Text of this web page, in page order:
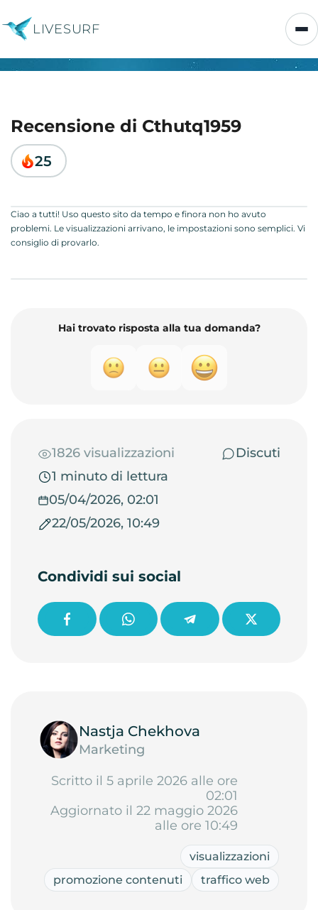
LIVESURF
Recensione di Cthutq1959
25
Ciao a tutti! Uso questo sito da tempo e finora non ho avuto
problemi. Le visualizzazioni arrivano, le impostazioni sono semplici. Vi
consiglio di provarlo.
Hai trovato risposta alla tua domanda?
1826 visualizzazioni
Discuti
1 minuto di lettura
05/04/2026, 02:01
22/05/2026, 10:49
Condividi sui social
Nastja Chekhova
Marketing
Scritto il 5 aprile 2026 alle ore
02:01
Aggiornato il 22 maggio 2026
alle ore 10:49
visualizzazioni
promozione contenuti
traffico web